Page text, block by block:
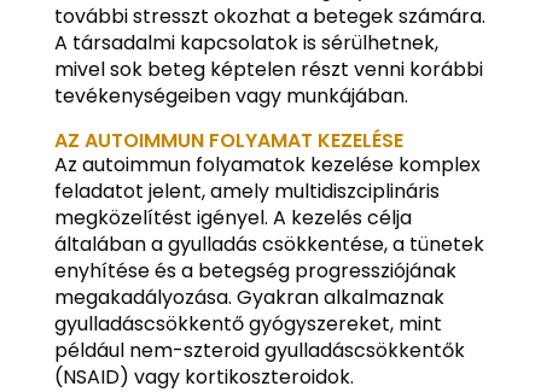
további stresszt okozhat a betegek számára.
A társadalmi kapcsolatok is sérülhetnek,
mivel sok beteg képtelen részt venni korábbi
tevékenységeiben vagy munkájában.
AZ AUTOIMMUN FOLYAMAT KEZELÉSE
Az autoimmun folyamatok kezelése komplex
feladatot jelent, amely multidiszciplináris
megközelítést igényel. A kezelés célja
általában a gyulladás csökkentése, a tünetek
enyhítése és a betegség progressziójának
megakadályozása. Gyakran alkalmaznak
gyulladáscsökkentő gyógyszereket, mint
például nem-szteroid gyulladáscsökkentők
(NSAID) vagy kortikoszteroidok.